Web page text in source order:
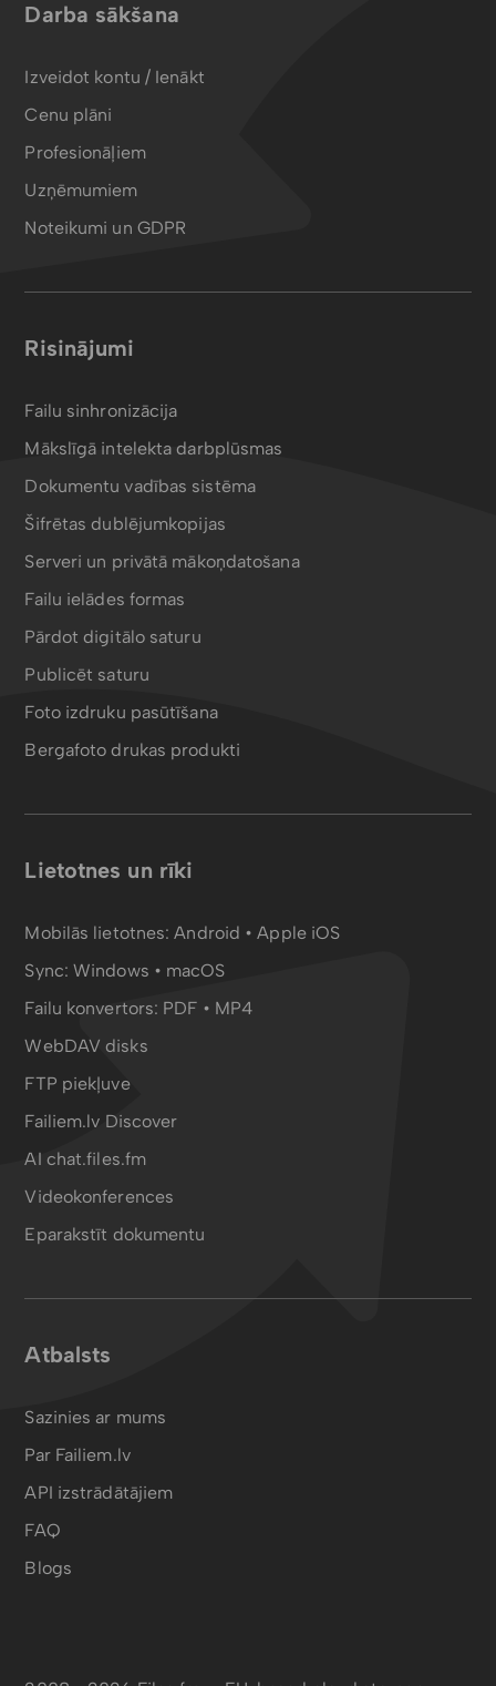
Darba sākšana
Izveidot kontu / Ienākt
Cenu plāni
Profesionāļiem
Uzņēmumiem
Noteikumi un GDPR
Risinājumi
Failu sinhronizācija
Mākslīgā intelekta darbplūsmas
Dokumentu vadības sistēma
Šifrētas dublējumkopijas
Serveri un privātā mākoņdatošana
Failu ielādes formas
Pārdot digitālo saturu
Publicēt saturu
Foto izdruku pasūtīšana
Bergafoto drukas produkti
Lietotnes un rīki
Mobilās lietotnes:Android •Apple iOS
Sync:Windows • macOS
Failu konvertors: PDF • MP4
WebDAV disks
FTP piekļuve
Failiem.lv Discover
AI chat.files.fm
Videokonferences
Eparakstīt dokumentu
Atbalsts
Sazinies ar mums
Par Failiem.lv
API izstrādātājiem
FAQ
Blogs